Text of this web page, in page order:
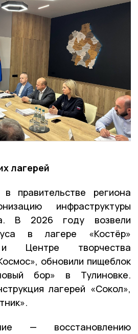
лагерей
правительстве региона
инфраструктуры
В 2026 году возвели
в лагере «Костёр»
Центре творчества
обновили пищеблок
бор» в Тулиновке.
лагерей «Сокол»,
— восстановлению